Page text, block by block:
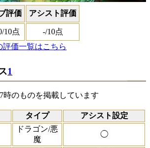
評価 アシスト評価
/10点 -/10点
価一覧はこちら
1
のものを掲載しています
タイプ アシスト設定
ドラゴン/悪
魔
◯